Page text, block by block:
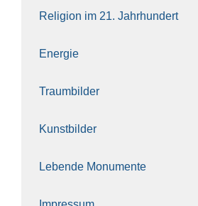
Reli­gi­on im 21. Jahr­hun­dert
Ener­gie
Traum­bil­der
Kunst­bil­der
Leben­de Monu­men­te